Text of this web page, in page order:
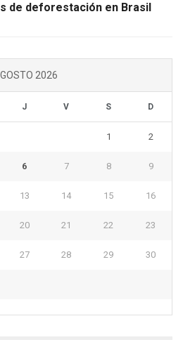
de deforestación en Brasil
2026
J V S D
1 2
6 7 8 9
13 14 15 16
20 21 22 23
27 28 29 30